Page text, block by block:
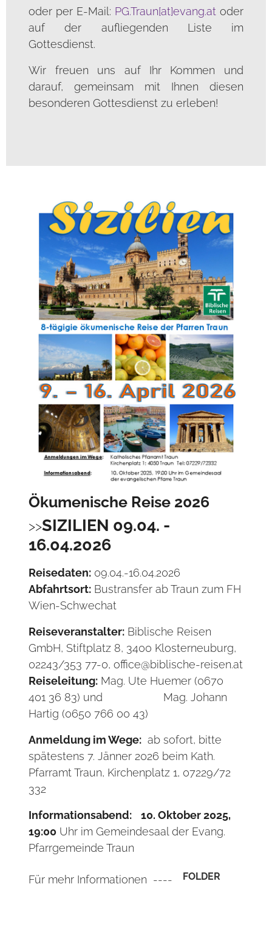
oder per E-Mail: PG.Traun[at]evang.atoder
auf der aufliegenden Liste im
Gottesdienst.
Wir freuen uns auf Ihr Kommen und
darauf, gemeinsam mit Ihnen diesen
besonderen Gottesdienst zu erleben!
Ökumenische Reise 2026
SIZILIEN 09.04. -
16.04.2026
Reisedaten: 09.04.-16.04.2026
Abfahrtsort: Bustransfer ab Traun zum FH
Wien-Schwechat
Reiseveranstalter: Biblische Reisen
GmbH, Stiftplatz 8, 3400 Klosterneuburg,
02243/353 77-0, office@biblische-reisen.at
Reiseleitung: Mag. Ute Huemer (0670
401 36 83) und Mag. Johann
Hartig (0650 766 00 43)
Anmeldung im Wege: ab sofort, bitte
spätestens 7. Jänner 2026 beim Kath.
Pfarramt Traun, Kirchenplatz 1, 07229/72
332
Informationsabend:
10. Oktober 2025,
19:00 Uhr im Gemeindesaal der Evang.
Pfarrgemeinde Traun
Für mehr Informationen ---- FOLDER